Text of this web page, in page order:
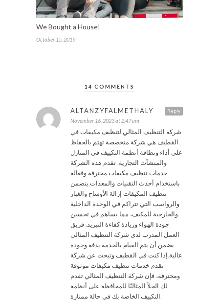
We Bought a House!
October 15, 2019
14 COMMENTS
Reply
ALTANZYFALMETHALY
November 16, 2023 at 2:47 am
شركة التنظيف المثالي لتنظيف مكيفات في
القطيف هي شركة متخصصة تهتم بالحفاظ
على أداء ونظافة أنظمة التكييف في المنازل
والمنشآت التجارية. تقدم هذه الشركة
خدمات تنظيف مكيفات محترفة وفعالة
باستخدام أحدث التقنيات والمعدات.يتضمن
تنظيف المكيفات إزالة الأوساخ والغبار
والرواسب التي تتراكم في الوحدة الداخلية
والخارجية للمكيف، مما يساهم في تحسين
جودة الهواء وزيادة كفاءة التبريد. فريق
العمل المدرب لدى شركة التنظيف المثالي
يضمن أن يتم القيام بالخدمة بدقة وجودة
عالية.إذا كنت في القطيف وتبحث عن شركة
تقدم خدمات تنظيف مكيفات موثوقة
ومحترفة، فإن شركة التنظيف المثالي تقدم
لك الحلاً المثاليًا للمحافظة على أنظمة
التكييف الخاصة بك في حالة ممتازة.